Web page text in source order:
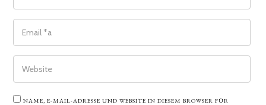
EMAIL
WEBSITE
NAME, E-MAIL-ADRESSE UND WEBSITE IN DIESEM BROWSER FÜR